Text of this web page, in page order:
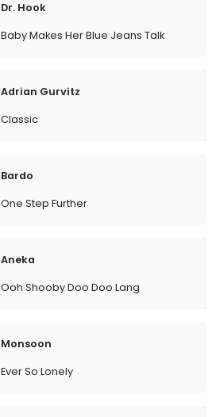
Dr. Hook
Baby Makes Her Blue Jeans Talk
Adrian Gurvitz
Classic
Bardo
One Step Further
Aneka
Ooh Shooby Doo Doo Lang
Monsoon
Ever So Lonely